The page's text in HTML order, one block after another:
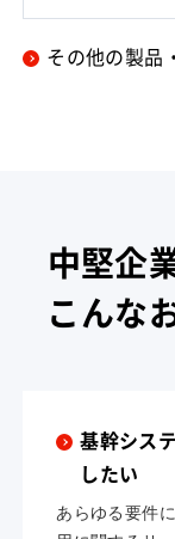
その他の製品
中堅企
こんな
基幹シス
したい
あらゆる要件